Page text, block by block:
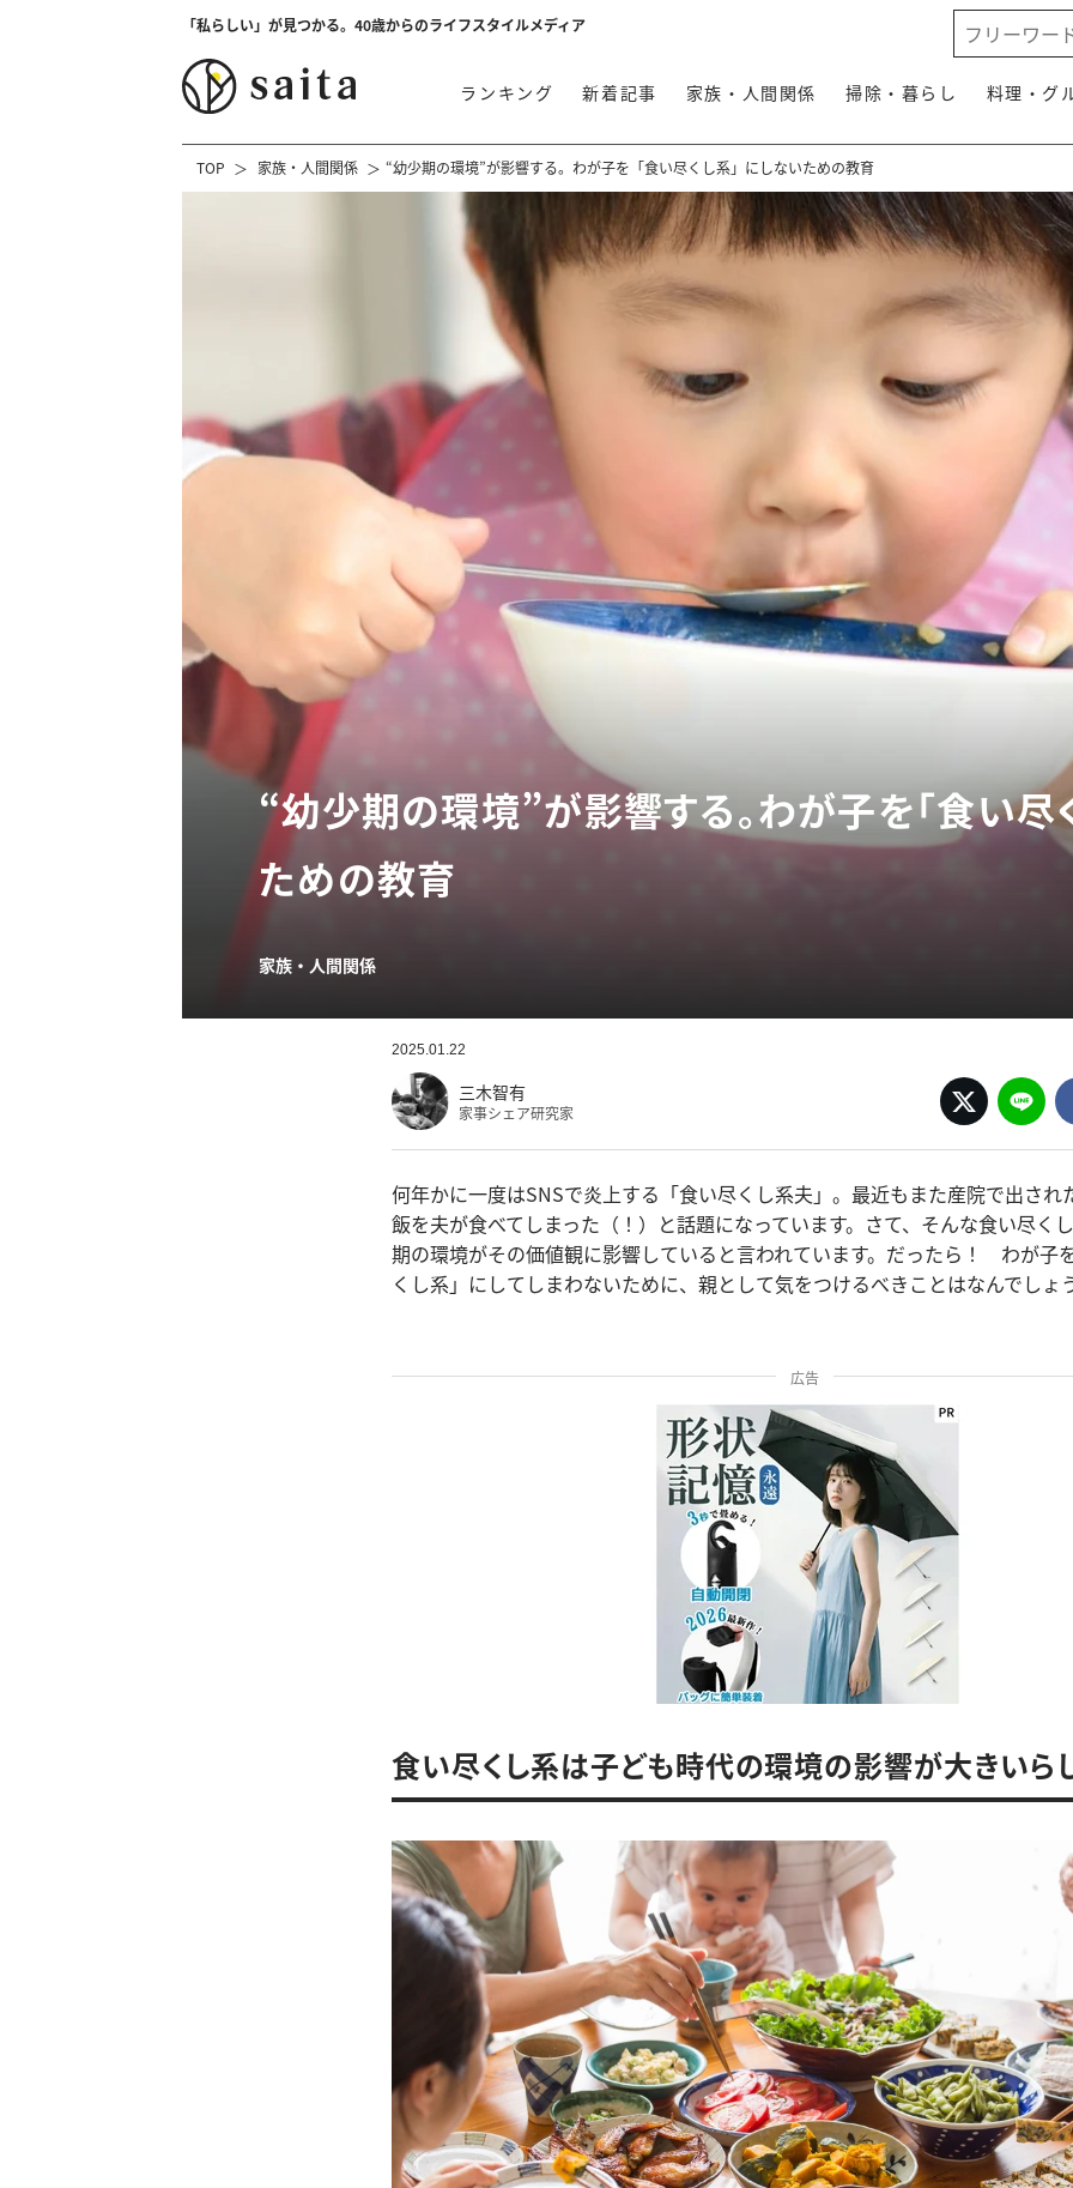
「私らしい」が見つかる。40歳からのライフスタイルメディア
ランキング 新着記事 家族・人間関係 掃除・暮らし 料理・グ
TOP 家族・人間関係 “幼少期の環境”が影響する。わが子を「食い尽くし系」にしないための教育
“幼少期の環境”が影響する。わが子を「食い尽
ための教育
家族・人間関係
2025.01.22
三木智有
家事シェア研究家
何年かに一度はSNSで炎上する「食い尽くし系夫」。最近もまた産院で出され
飯を夫が食べてしまった（！）と話題になっています。さて、そんな食い尽く
期の環境がその価値観に影響していると言われています。だったら！ わが子
くし系」にしてしまわないために、親として気をつけるべきことはなんでしょ
広告
食い尽くし系は子ども時代の環境の影響が大きいら